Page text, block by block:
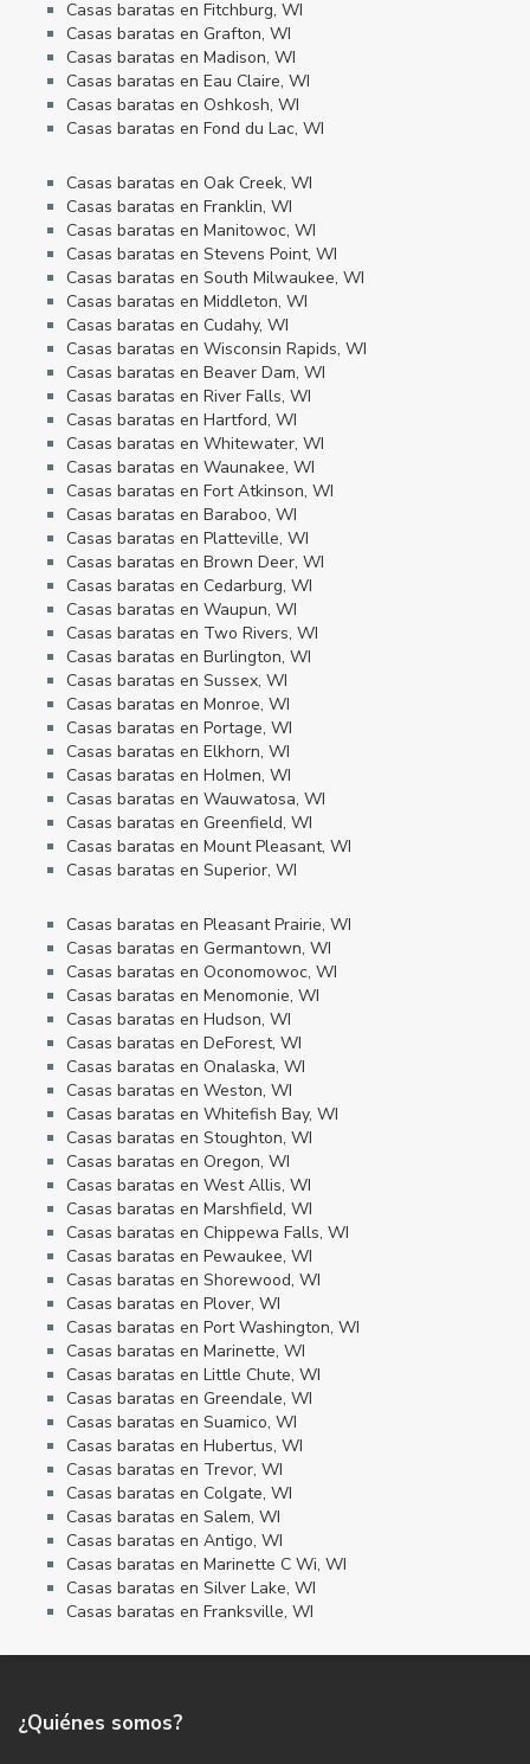
Casas baratas en Fitchburg, WI
Casas baratas en Grafton, WI
Casas baratas en Madison, WI
Casas baratas en Eau Claire, WI
Casas baratas en Oshkosh, WI
Casas baratas en Fond du Lac, WI
Casas baratas en Oak Creek, WI
Casas baratas en Franklin, WI
Casas baratas en Manitowoc, WI
Casas baratas en Stevens Point, WI
Casas baratas en South Milwaukee, WI
Casas baratas en Middleton, WI
Casas baratas en Cudahy, WI
Casas baratas en Wisconsin Rapids, WI
Casas baratas en Beaver Dam, WI
Casas baratas en River Falls, WI
Casas baratas en Hartford, WI
Casas baratas en Whitewater, WI
Casas baratas en Waunakee, WI
Casas baratas en Fort Atkinson, WI
Casas baratas en Baraboo, WI
Casas baratas en Platteville, WI
Casas baratas en Brown Deer, WI
Casas baratas en Cedarburg, WI
Casas baratas en Waupun, WI
Casas baratas en Two Rivers, WI
Casas baratas en Burlington, WI
Casas baratas en Sussex, WI
Casas baratas en Monroe, WI
Casas baratas en Portage, WI
Casas baratas en Elkhorn, WI
Casas baratas en Holmen, WI
Casas baratas en Wauwatosa, WI
Casas baratas en Greenfield, WI
Casas baratas en Mount Pleasant, WI
Casas baratas en Superior, WI
Casas baratas en Pleasant Prairie, WI
Casas baratas en Germantown, WI
Casas baratas en Oconomowoc, WI
Casas baratas en Menomonie, WI
Casas baratas en Hudson, WI
Casas baratas en DeForest, WI
Casas baratas en Onalaska, WI
Casas baratas en Weston, WI
Casas baratas en Whitefish Bay, WI
Casas baratas en Stoughton, WI
Casas baratas en Oregon, WI
Casas baratas en West Allis, WI
Casas baratas en Marshfield, WI
Casas baratas en Chippewa Falls, WI
Casas baratas en Pewaukee, WI
Casas baratas en Shorewood, WI
Casas baratas en Plover, WI
Casas baratas en Port Washington, WI
Casas baratas en Marinette, WI
Casas baratas en Little Chute, WI
Casas baratas en Greendale, WI
Casas baratas en Suamico, WI
Casas baratas en Hubertus, WI
Casas baratas en Trevor, WI
Casas baratas en Colgate, WI
Casas baratas en Salem, WI
Casas baratas en Antigo, WI
Casas baratas en Marinette C Wi, WI
Casas baratas en Silver Lake, WI
Casas baratas en Franksville, WI
¿Quiénes somos?